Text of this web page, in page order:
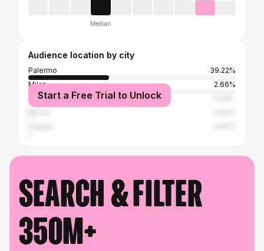
Median
Audience location by city
Palermo
39.22%
Milan
2.66%
Bagheria
Start a Free Trial to Unlock
Search & filter
350M+